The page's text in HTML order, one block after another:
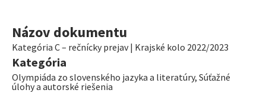
Názov dokumentu
Kategória C – rečnícky prejav | Krajské kolo 2022/2023
Kategória
Olympiáda zo slovenského jazyka a literatúry, Súťažné
úlohy a autorské riešenia